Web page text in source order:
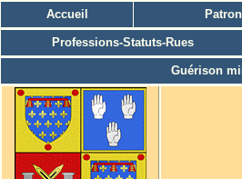
Accueil
Professions-Statuts-Rues
Guérison